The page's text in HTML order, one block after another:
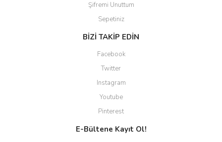
Şifremi Unuttum
Sepetiniz
BİZİ TAKİP EDİN
Facebook
Twitter
Instagram
Youtube
Pinterest
E-Bültene Kayıt Ol!